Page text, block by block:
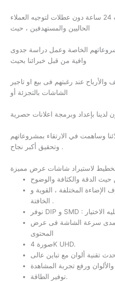
نقوم بدعم فوري عبر الانترنت 24 ساعة دون عطلات لتوجيه العملاء
الحاليين والمستهدفين ، حيث
الخاصة وعمل دراسة جدوى
وافية من قبل خبرائنا بحيث
عند رغبتهم فى بيع او تاجير
الشاشات بالتجزئة أو
وساهمت في الارتقاء بمشروعاتهم
وتحقيق أكبر نجاح .
لاستيراد شاشات عرض مميزة
المختلفة ، القوية و
الخافتة .
مدى سرعة الشاشة فى عرض
المحتوى
صورة 4K UHD.
توفير الطاقة.